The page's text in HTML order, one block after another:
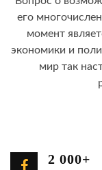
его
момент
экономики и
мир так
2 000+